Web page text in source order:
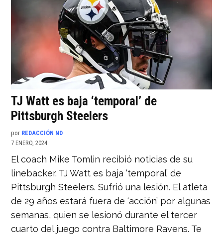
TJ Watt es baja ‘temporal’ de
Pittsburgh Steelers
por REDACCIÓN ND
7 ENERO, 2024
El coach Mike Tomlin recibió noticias de su
linebacker. TJ Watt es baja ‘temporal’ de
Pittsburgh Steelers. Sufrió una lesión. El atleta
de 29 años estará fuera de ‘acción’ por algunas
semanas, quien se lesionó durante el tercer
cuarto del juego contra Baltimore Ravens. Te